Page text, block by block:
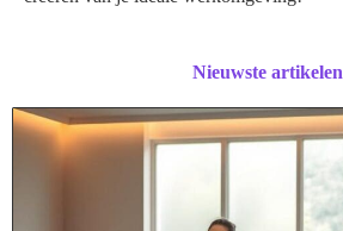
Nieuwste artikelen